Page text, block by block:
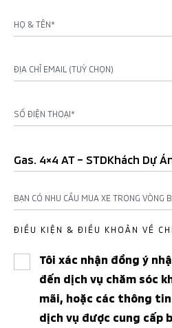
HỌ & TÊN*
ĐỊA CHỈ EMAIL (TUỲ CHỌN)
SỐ ĐIỆN THOẠI*
Gas. 4×4 AT – STDKhách Dự
BẠN CÓ NHU CẦU MUA XE TRONG VÒNG
ĐIỀU KIỆN & ĐIỀU KHOẢN VỀ
Tôi xác nhận đồng ý
đến dịch vụ chăm sóc
mãi, hoặc các thông
dịch vụ được cung cấp